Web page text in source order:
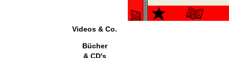
Videos & Co.
Bücher
& CD's